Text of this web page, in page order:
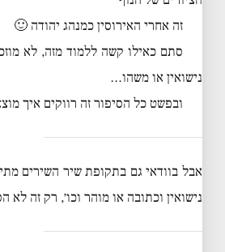
זה אחרי האירוסין כמנהג יהודה 🙂
סתם כאילו קשה ללמוד מזה, לא
נישואין או משהו…
ובפשט כל הסיפור זה רווקים איך
אבל בוודאי גם בתקופת שיר השירים
נישואין וכתובה או מוהר וכו׳, רק זה לא